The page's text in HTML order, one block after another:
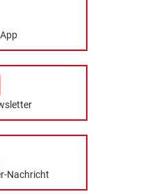
Nachricht